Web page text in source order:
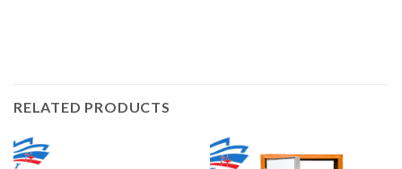
RELATED PRODUCTS